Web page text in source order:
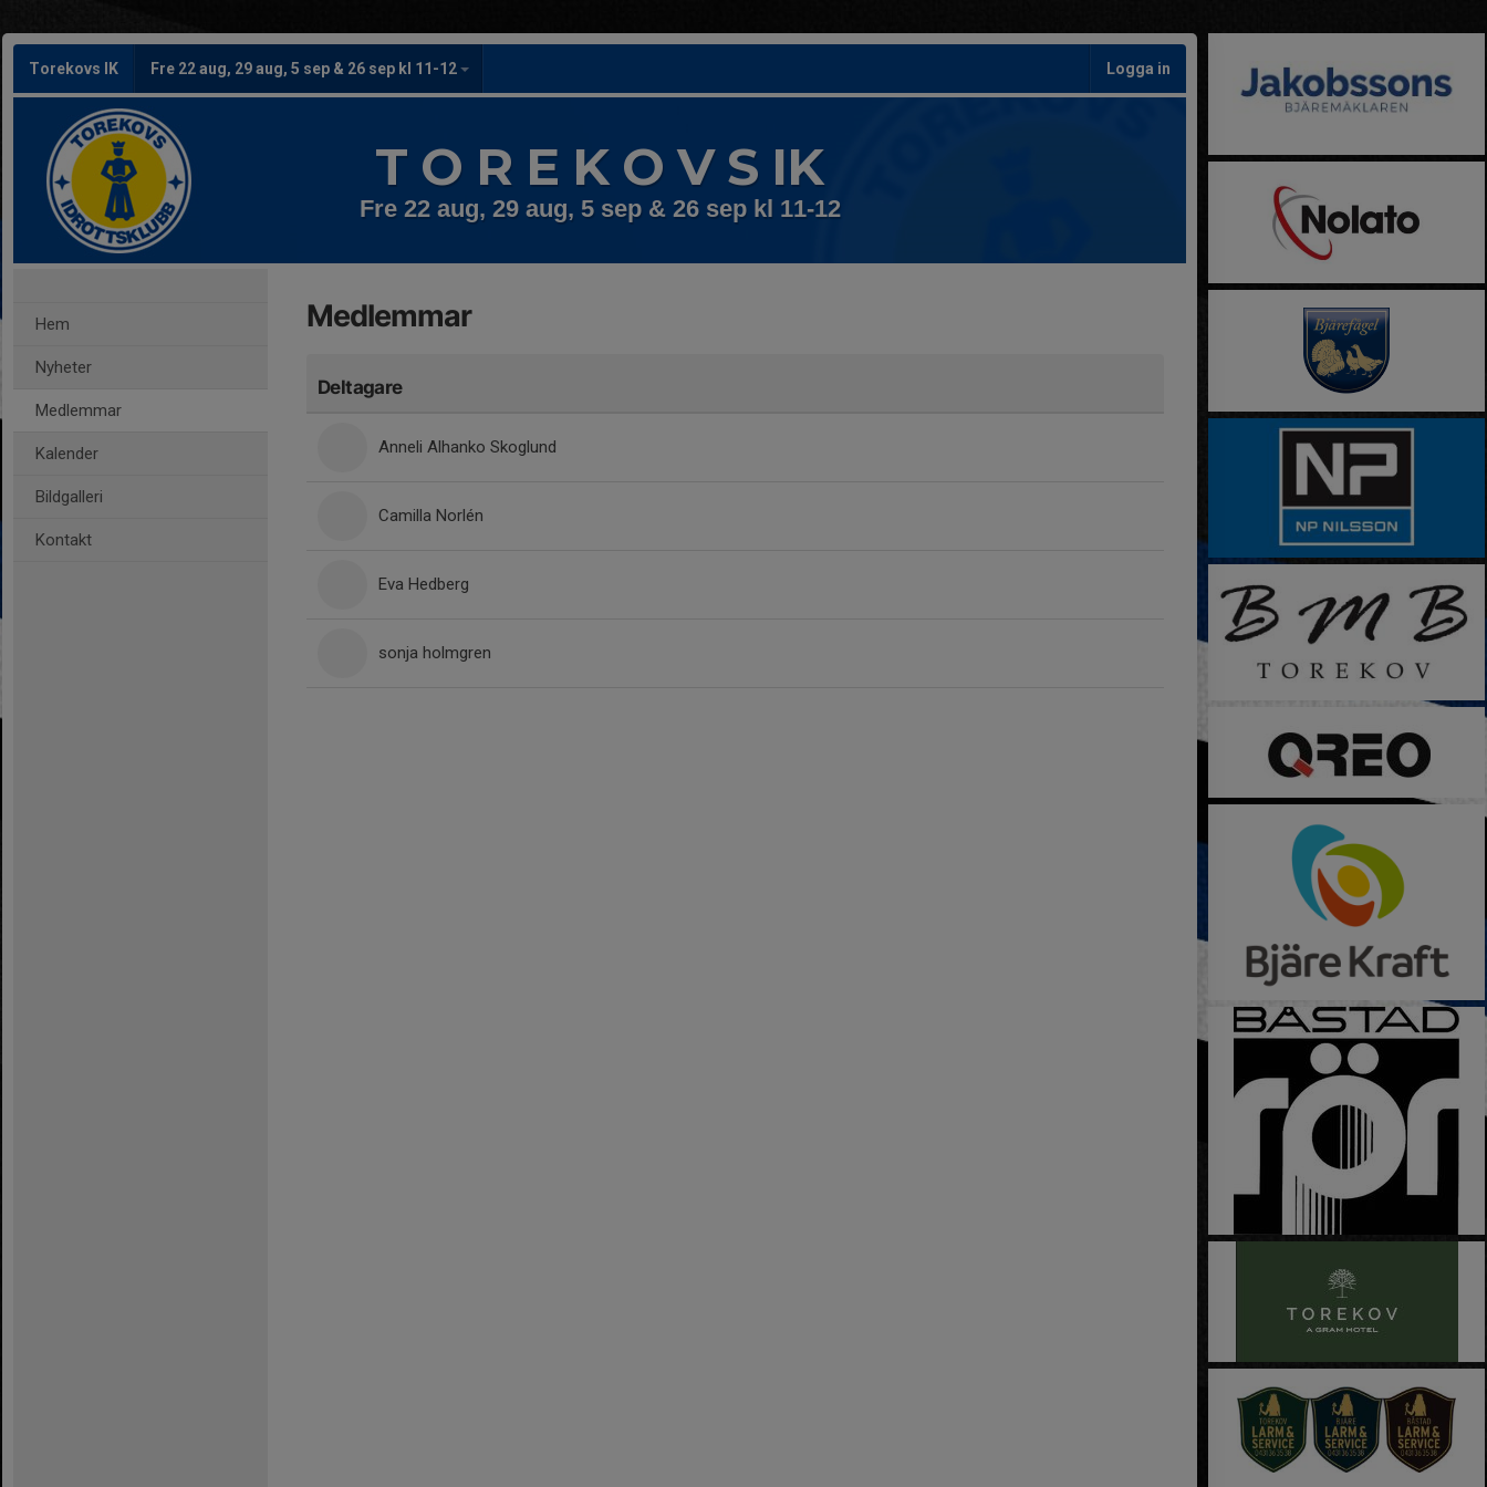
Torekovs IK Fre 22 aug, 29 aug, 5 sep & 26 sep kl 11-12 Logga in
T O R E K O V S IK
Fre 22 aug, 29 aug, 5 sep & 26 sep kl 11-12
Hem
Nyheter
Medlemmar
Kalender
Bildgalleri
Kontakt
Medlemmar
Deltagare
Anneli Alhanko Skoglund
Camilla Norlén
Eva Hedberg
sonja holmgren